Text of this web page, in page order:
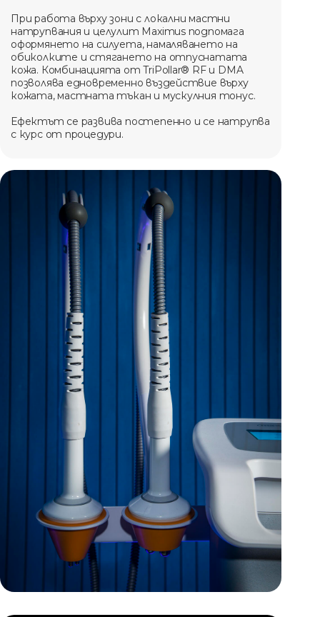
При работа върху зони с локални мастни
натрупвания и целулит Maximus подпомага
оформянето на силуета, намаляването на
обиколките и стягането на отпуснатата
кожа. Комбинацията от TriPollar® RF и DMA
позволява едновременно въздействие върху
кожата, мастната тъкан и мускулния тонус.
Ефектът се развива постепенно и се натрупва
с курс от процедури.